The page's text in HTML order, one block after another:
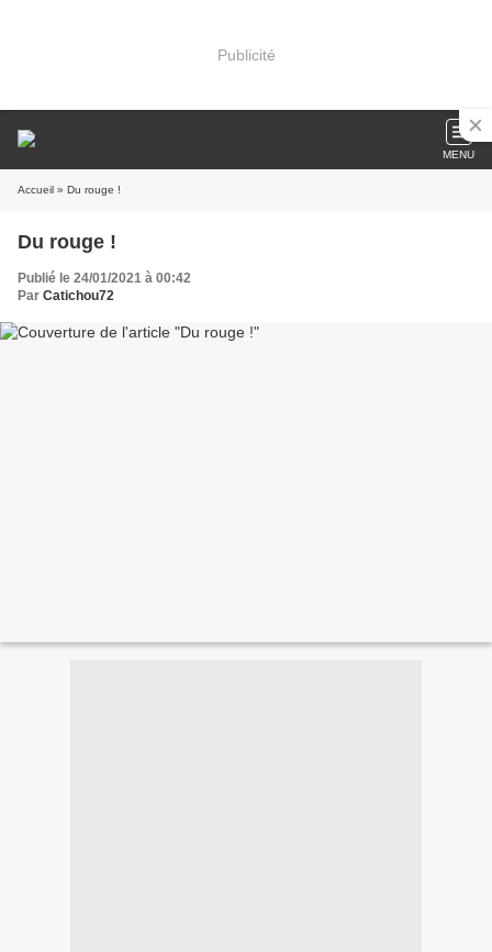
Publicité
MENU
Accueil » Du rouge !
Du rouge !
Publié le 24/01/2021 à 00:42
Par Catichou72